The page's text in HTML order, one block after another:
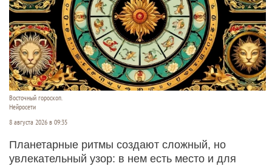
Восточный гороскоп.
Нейросети
8 августа 2026 в 09:35
Планетарные ритмы создают сложный, но
увлекательный узор: в нем есть место и для